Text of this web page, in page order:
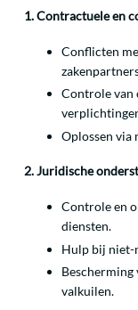
1. Contractuele en
Conflicten
Controle van
Oplossen via
2. Juridische
Controle en
diensten.
Hulp bij niet-
Bescherming
valkuilen.